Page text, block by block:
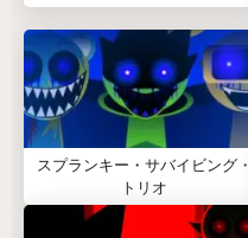
スプランキー・サバイビング・
トリオ